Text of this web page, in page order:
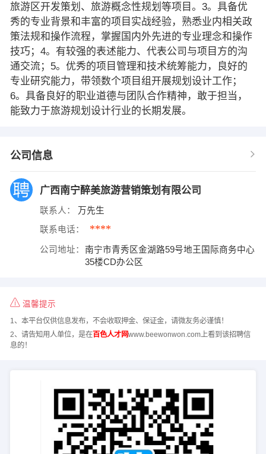
旅游区开发策划、旅游概念性规划等项目。3。具备优
秀的专业背景和丰富的项目实战经验，熟悉业内相关政
策法规和操作流程，掌握国内外先进的专业理念和操作
技巧；4。有较强的表述能力、代表公司与项目方的沟
通交流；5。优秀的项目管理和技术统筹能力，良好的
专业研究能力，带领数个项目组开展规划设计工作；
6。具备良好的职业道德与团队合作精神，敢于担当，
能致力于旅游规划设计行业的长期发展。
公司信息
广西南宁醉美旅游营销策划有限公司
联系人： 万先生
联系电话： ****
公司地址：
南宁市青秀区金湖路59号地王国际商务中心
35楼CD办公区
温馨提示
1、本平台仅供信息发布，不会收取押金、保证金，请微友务必谨慎！
2、请告知用人单位，是在百色人才网www.beewonwon.com上看到该招聘信
息的！